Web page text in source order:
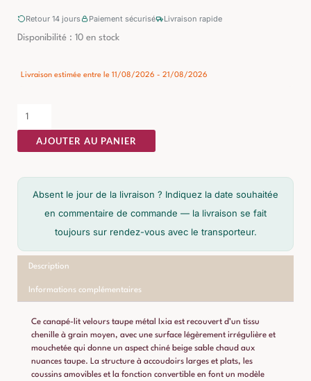
Retour 14 jours Paiement sécurisé Livraison rapide
Disponibilité : 10 en stock
Livraison estimée entre le 11/08/2026 - 21/08/2026
quantité
Canapé
Taupe
Métal
Ixia
AJOUTER AU PANIER
Absent le jour de la livraison ? Indiquez la date souhaitée
en commentaire de commande — la livraison se fait
toujours sur rendez-vous avec le transporteur.
Description
Informations complémentaires
Ce canapé-lit velours taupe métal Ixia est recouvert d’un tissu
chenille à grain moyen, avec une surface légèrement irrégulière et
mouchetée qui donne un aspect chiné beige sable chaud aux
nuances taupe. La structure à accoudoirs larges et plats, les
coussins amovibles et la fonction convertible en font un modèle